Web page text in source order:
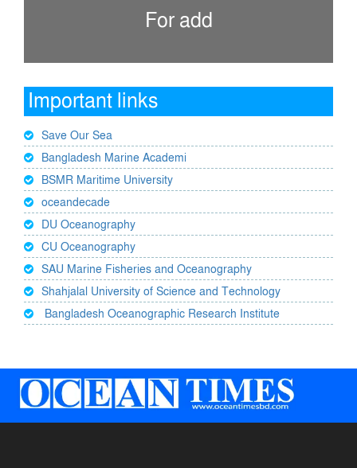
For add
Important links
Save Our Sea
Bangladesh Marine Academi
BSMR Maritime University
oceandecade
DU Oceanography
CU Oceanography
SAU Marine Fisheries and Oceanography
Shahjalal University of Science and Technology
Bangladesh Oceanographic Research Institute